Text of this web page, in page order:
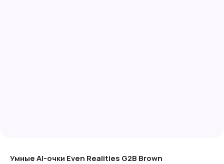
Умные AI-очки Even Realities G2B Brown